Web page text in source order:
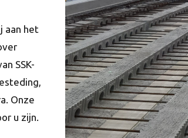
aan het
SSK-
Onze
u zijn.